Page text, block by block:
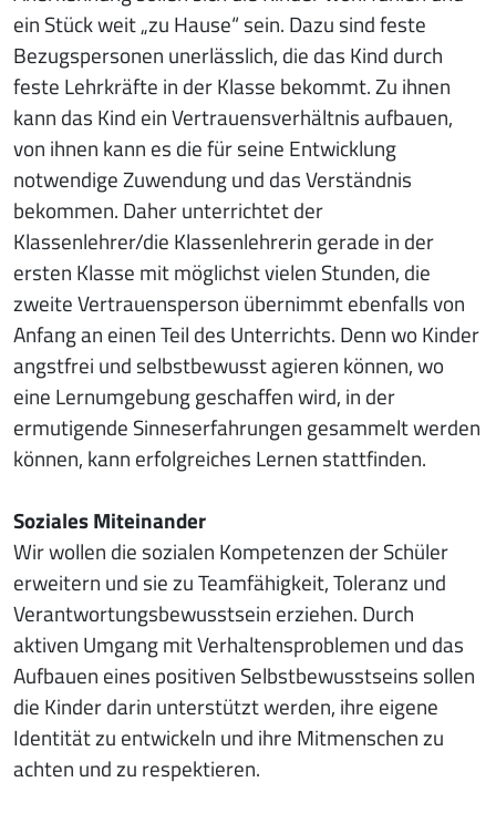
ein Stück weit „zu Hause“ sein. Dazu sind feste
Bezugspersonen unerlässlich, die das Kind durch
feste Lehrkräfte in der Klasse bekommt. Zu ihnen
kann das Kind ein Vertrauensverhältnis aufbauen,
von ihnen kann es die für seine Entwicklung
notwendige Zuwendung und das Verständnis
bekommen. Daher unterrichtet der
Klassenlehrer/die Klassenlehrerin gerade in der
ersten Klasse mit möglichst vielen Stunden, die
zweite Vertrauensperson übernimmt ebenfalls von
Anfang an einen Teil des Unterrichts. Denn wo Kinder
angstfrei und selbstbewusst agieren können, wo
eine Lernumgebung geschaffen wird, in der
ermutigende Sinneserfahrungen gesammelt werden
können, kann erfolgreiches Lernen stattfinden.
Soziales Miteinander
Wir wollen die sozialen Kompetenzen der Schüler
erweitern und sie zu Teamfähigkeit, Toleranz und
Verantwortungsbewusstsein erziehen. Durch
aktiven Umgang mit Verhaltensproblemen und das
Aufbauen eines positiven Selbstbewusstseins sollen
die Kinder darin unterstützt werden, ihre eigene
Identität zu entwickeln und ihre Mitmenschen zu
achten und zu respektieren.